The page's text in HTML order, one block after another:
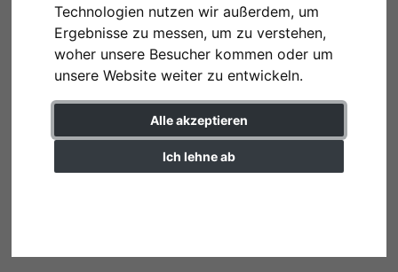
Technologien nutzen wir außerdem, um
Ergebnisse zu messen, um zu verstehen,
woher unsere Besucher kommen oder um
unsere Website weiter zu entwickeln.
Alle akzeptieren
Ich lehne ab